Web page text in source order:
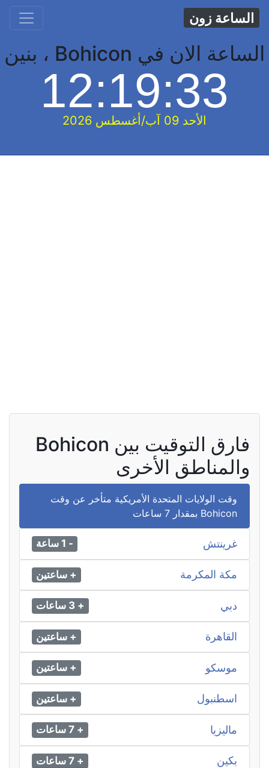
الساعة زون
الساعة الان في Bohicon ، بنين
12:19:34
الأحد 09 آب/أغسطس 2026
فارق التوقيت بين Bohicon
والمناطق الأخرى
وقت الولايات المتحدة الأمريكية متأخر عن وقت
Bohicon بمقدار 7 ساعات
غرينتش - 1 ساعة
مكة المكرمة + ساعتين
دبي + 3 ساعات
القاهرة + ساعتين
موسكو + ساعتين
اسطنبول + ساعتين
ماليزيا + 7 ساعات
بكين + 7 ساعات